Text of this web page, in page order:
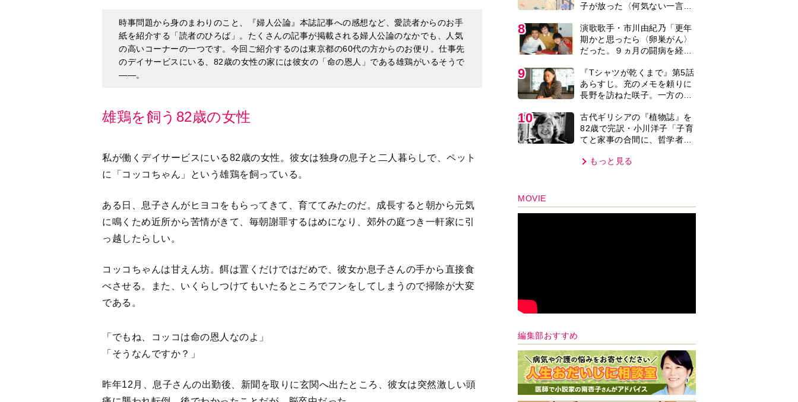
時事問題から身のまわりのこと、『婦人公論』本誌記事への感想など、愛読者からのお手
紙を紹介する「読者のひろば」。たくさんの記事が掲載される婦人公論のなかでも、人気
の高いコーナーの一つです。今回ご紹介するのは東京都の60代の方からのお便り。仕事先
のデイサービスにいる、82歳の女性の家には彼女の「命の恩人」である雄鶏がいるそうで
――。
雄鶏を飼う82歳の女性
私が働くデイサービスにいる82歳の女性。彼女は独身の息子と二人暮らしで、ペット
に「コッコちゃん」という雄鶏を飼っている。
ある日、息子さんがヒヨコをもらってきて、育ててみたのだ。成長すると朝から元気
に鳴くため近所から苦情がきて、毎朝謝罪するはめになり、郊外の庭つき一軒家に引
っ越したらしい。
コッコちゃんは甘えん坊。餌は置くだけではだめで、彼女か息子さんの手から直接食
べさせる。また、いくらしつけてもいたるところでフンをしてしまうので掃除が大変
である。
「でもね、コッコは命の恩人なのよ」
「そうなんですか？」
昨年12月、息子さんの出勤後、新聞を取りに玄関へ出たところ、彼女は突然激しい頭
子が放った〈何気ない一言〉
線？」「子どもの話だと…」
8
演歌歌手・市川由紀乃「更年
期かと思ったら〈卵巣がん〉
だった。９ヵ月の闘病を経て
紙を今も支えに」【2026上半
期BEST】
9
『Tシャツが乾くまで』第5話
あらすじ。充のメモを頼りに
長野を訪ねた咲子。一方の樹
タバレあり＞
10
古代ギリシアの『植物誌』を
82歳で完訳・小川洋子「子育
てと家事の合間に、哲学者テ
年」もっと見る
MOVIE
編集部おすすめ